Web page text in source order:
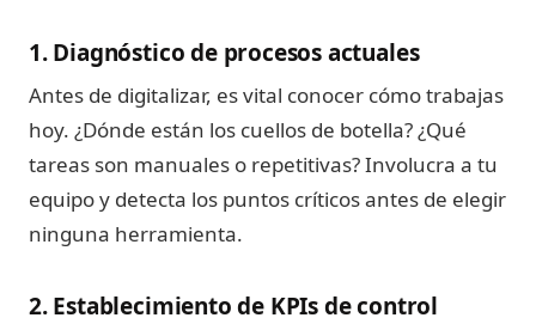
1. Diagnóstico de procesos actuales
Antes de digitalizar, es vital conocer cómo trabajas
hoy. ¿Dónde están los cuellos de botella? ¿Qué
tareas son manuales o repetitivas? Involucra a tu
equipo y detecta los puntos críticos antes de elegir
ninguna herramienta.
2. Establecimiento de KPIs de control